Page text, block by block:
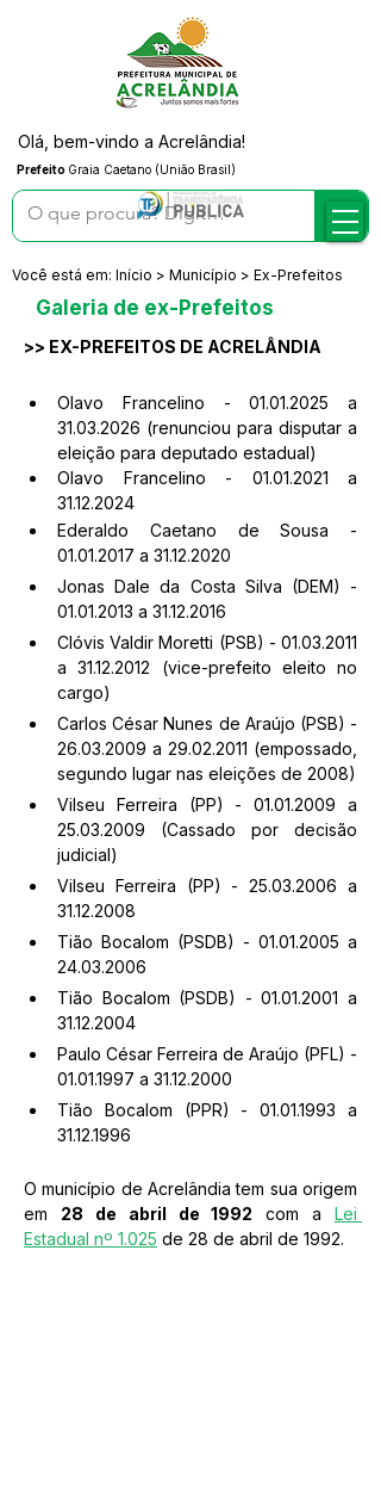
Prefeito Graia Caetano (União Brasil)
Olá, bem-vindo a Acrelândia!
Você está em: Início > Município > Ex-Prefeitos
Galeria de ex-Prefeitos
>> EX-PREFEITOS DE ACRELÂNDIA
Olavo Francelino - 01.01.2025 a
31.03.2026 (renunciou para disputar a
eleição para deputado estadual)
Olavo Francelino - 01.01.2021 a
31.12.2024
Ederaldo Caetano de Sousa -
01.01.2017 a 31.12.2020
Jonas Dale da Costa Silva (DEM) -
01.01.2013 a 31.12.2016
Clóvis Valdir Moretti (PSB) - 01.03.2011
a 31.12.2012 (vice-prefeito eleito no
cargo)
Carlos César Nunes de Araújo (PSB) -
26.03.2009 a 29.02.2011 (empossado,
segundo lugar nas eleições de 2008)
Vilseu Ferreira (PP) - 01.01.2009 a
25.03.2009 (Cassado por decisão
judicial)
Vilseu Ferreira (PP) - 25.03.2006 a
31.12.2008
Tião Bocalom (PSDB) - 01.01.2005 a
24.03.2006
Tião Bocalom (PSDB) - 01.01.2001 a
31.12.2004
Paulo César Ferreira de Araújo (PFL) -
01.01.1997 a 31.12.2000
Tião Bocalom (PPR) - 01.01.1993 a
31.12.1996
O município de Acrelândia tem sua origem
em 28 de abril de 1992 com a Lei
Estadual nº 1.025 de 28 de abril de 1992.